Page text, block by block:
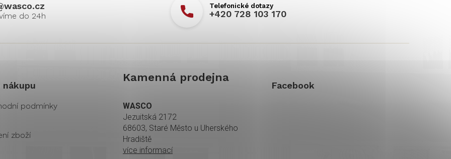
wasco.cz
+420 728 103 170
nákupu
podmínky
zboží
Kamenná prodejna
WASCO
Jezuitská 2172
68603, Staré Město u Uherského
Hradiště
více informací
Facebook